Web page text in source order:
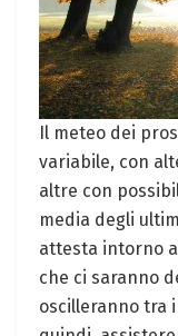
Il meteo dei
variabile, ⁢con‍
altre con
media ⁢degli
attesta intorno
che ci saranno
oscilleranno tra i